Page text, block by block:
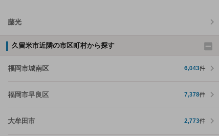
藤光
久留米市近隣の市区町村から探す
福岡市城南区 6,043件
福岡市早良区 7,378件
大牟田市 2,773件